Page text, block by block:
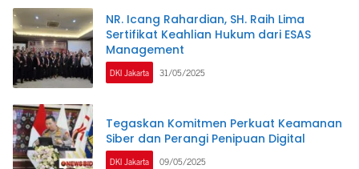
NR. Icang Rahardian, SH. Raih Lima
Sertifikat Keahlian Hukum dari ESAS
Management
DKI Jakarta 31/05/2025
Tegaskan Komitmen Perkuat Keamanan
Siber dan Perangi Penipuan Digital
DKI Jakarta 09/05/2025